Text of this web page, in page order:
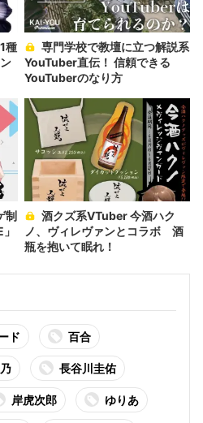
YouTuber直伝！ 信頼できる
YouTuberのなり方
ノ、ヴィレヴァンとコラボ 酒
瓶を抱いて眠れ！
ド 百合
長谷川圭佑
岸虎次郎 ゆりあ